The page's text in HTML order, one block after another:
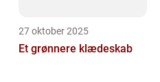
27 oktober 2025
Et grønnere klædeskab